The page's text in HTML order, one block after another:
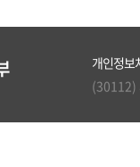
개인정보
(30112)